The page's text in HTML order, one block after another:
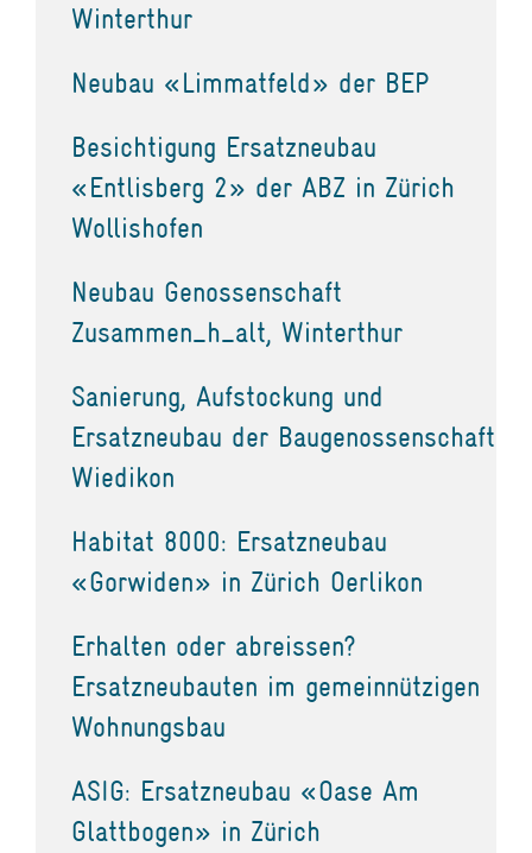
Winterthur
Neubau «Limmatfeld» der BEP
Besichtigung Ersatzneubau
«Entlisberg 2» der ABZ in Zürich
Wollishofen
Neubau Genossenschaft
Zusammen_h_alt, Winterthur
Sanierung, Aufstockung und
Ersatzneubau der Baugenossenschaft
Wiedikon
Habitat 8000: Ersatzneubau
«Gorwiden» in Zürich Oerlikon
Erhalten oder abreissen?
Ersatzneubauten im gemeinnützigen
Wohnungsbau
ASIG: Ersatzneubau «Oase Am
Glattbogen» in Zürich